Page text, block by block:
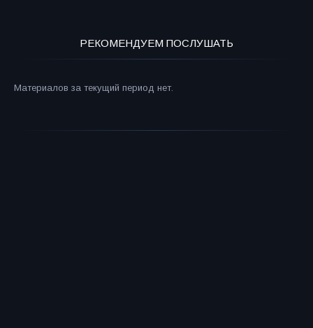
РЕКОМЕНДУЕМ ПОСЛУШАТЬ
Материалов за текущий период нет.